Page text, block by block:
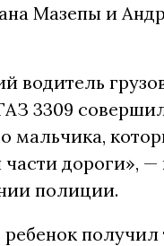
Мазепы и
водитель
3309
мальчика,
дороги», —
полиции.
ребенок